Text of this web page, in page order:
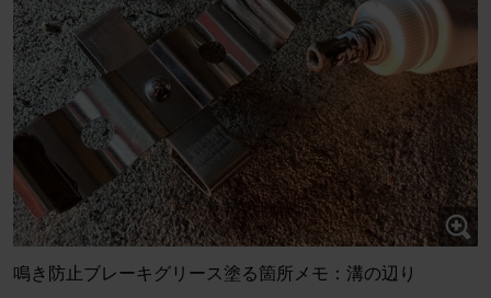
鳴き防止ブレーキグリース塗る箇所メモ：溝の辺り